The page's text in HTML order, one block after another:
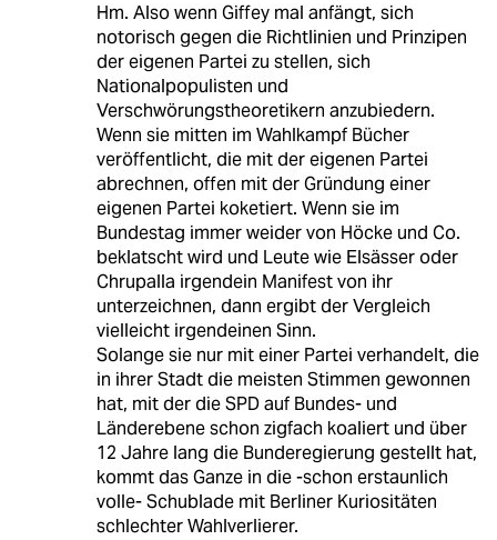
Hm. Also wenn Giffey mal anfängt, sich
notorisch gegen die Richtlinien und Prinzipen
der eigenen Partei zu stellen, sich
Nationalpopulisten und
Verschwörungstheoretikern anzubiedern.
Wenn sie mitten im Wahlkampf Bücher
veröffentlicht, die mit der eigenen Partei
abrechnen, offen mit der Gründung einer
eigenen Partei koketiert. Wenn sie im
Bundestag immer weider von Höcke und Co.
beklatscht wird und Leute wie Elsässer oder
Chrupalla irgendein Manifest von ihr
unterzeichnen, dann ergibt der Vergleich
vielleicht irgendeinen Sinn.
Solange sie nur mit einer Partei verhandelt, die
in ihrer Stadt die meisten Stimmen gewonnen
hat, mit der die SPD auf Bundes- und
Länderebene schon zigfach koaliert und über
12 Jahre lang die Bunderegierung gestellt hat,
kommt das Ganze in die -schon erstaunlich
volle- Schublade mit Berliner Kuriositäten
schlechter Wahlverlierer.